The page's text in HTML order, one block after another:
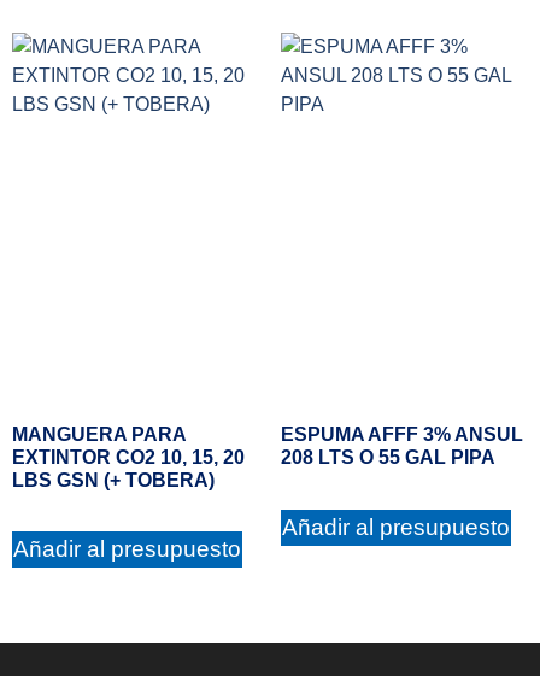
MANGUERA PARA
EXTINTOR CO2 10, 15, 20
LBS GSN (+ TOBERA)
Añadir al presupuesto
ESPUMA AFFF 3% ANSUL
208 LTS O 55 GAL PIPA
Añadir al presupuesto